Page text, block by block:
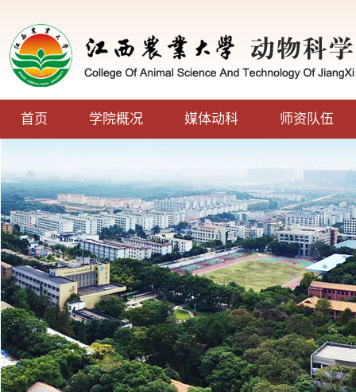
首页 学院概况 媒体动科 师资队伍